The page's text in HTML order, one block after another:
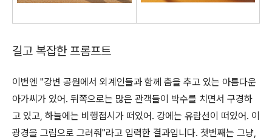
길고 복잡한 프롬프트
이번엔 "강변 공원에서 외계인들과 함께 춤을 추고 있는 아름다운
아가씨가 있어. 뒤쪽으로는 많은 관객들이 박수를 치면서 구경하
고 있고, 하늘에는 비행접시가 떠있어. 강에는 유람선이 떠있어. 이
광경을 그림으로 그려줘"라고 입력한 결과입니다. 첫번째는 그냥,